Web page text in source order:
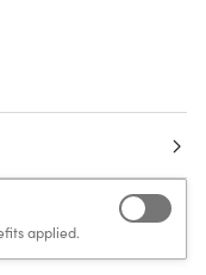
applied.